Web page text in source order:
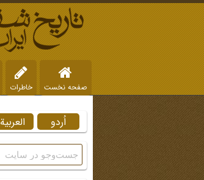
صفحه نخست خاطرات
العربية اُردو